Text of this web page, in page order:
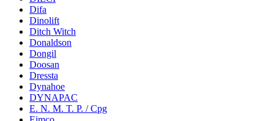
Difa
Dinolift
Ditch Witch
Donaldson
Dongil
Doosan
Dressta
Dynahoe
DYNAPAC
E. N. M. T. P. / Cpg